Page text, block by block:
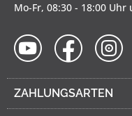
Mo-Fr, 08:30 - 18:00 Uhr
ZAHLUNGSARTEN